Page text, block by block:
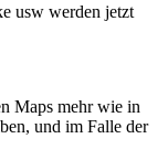
usw werden jetzt
Maps mehr wie in
und im Falle der